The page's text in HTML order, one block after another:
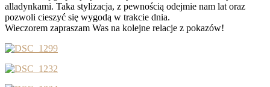
alladynkami. Taka stylizacja, z pewnością odejmie nam lat oraz
pozwoli cieszyć się wygodą w trakcie dnia.
Wieczorem zapraszam Was na kolejne relacje z pokazów!